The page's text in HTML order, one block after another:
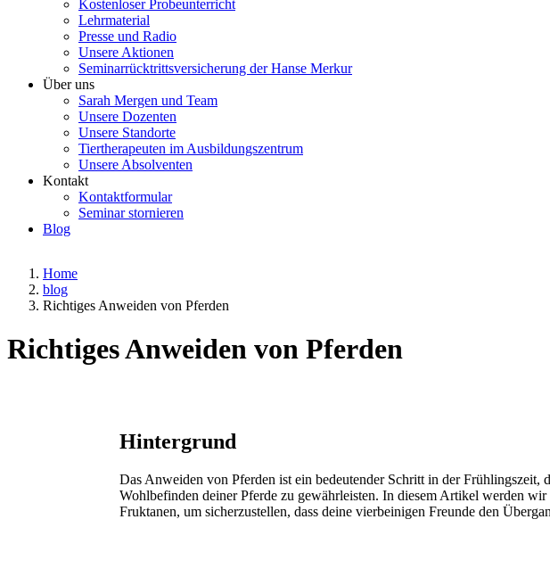
Kostenloser Probeunterricht
Lehrmaterial
Presse und Radio
Unsere Aktionen
Seminarrücktrittsversicherung der Hanse Merkur
Über uns
Sarah Mergen und Team
Unsere Dozenten
Unsere Standorte
Tiertherapeuten im Ausbildungszentrum
Unsere Absolventen
Kontakt
Kontaktformular
Seminar stornieren
Blog
Home
blog
Richtiges Anweiden von Pferden
Richtiges Anweiden von Pferden
Hintergrund
Das Anweiden von Pferden ist ein bedeutender Schritt in der
Wohlbefinden deiner Pferde zu gewährleisten. In diesem Artikel werden
Fruktanen, um sicherzustellen, dass deine vierbeinigen Freunde den